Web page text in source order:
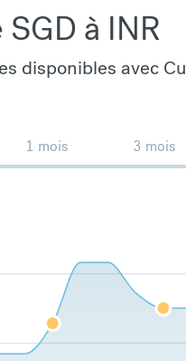
à INR
disponibles avec
1 mois 3 mois